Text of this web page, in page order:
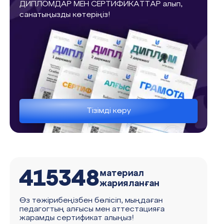
ДИПЛОМДАР МЕН СЕРТИФИКАТТАР алып,
санатыңызды көтеріңіз!
Тізімді көру
415348материал
жарияланған
Өз тәжірибеңізбен бөлісіп, мыңдаған
педагогтың алғысы мен аттестацияға
жарамды сертификат алыңыз!